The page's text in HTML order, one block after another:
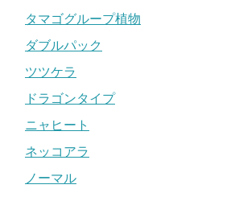
タマゴグループ植物
ダブルパック
ツツケラ
ドラゴンタイプ
ニャヒート
ネッコアラ
ノーマル